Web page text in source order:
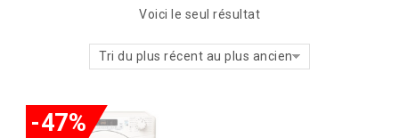
Voici le seul résultat
Tri du plus récent au plus ancien
-47%